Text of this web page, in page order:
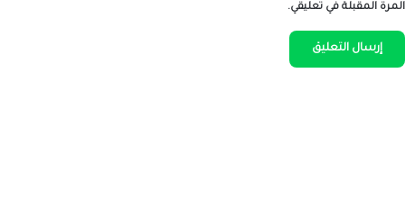
المرة المقبلة في تعليقي.